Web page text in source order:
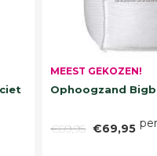
MEEST GEKOZEN!
Ophoogzand
€89,95 €69,95